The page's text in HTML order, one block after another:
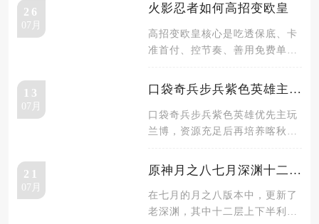
26
07月
火影忍者如何高招变欧皇
高招变欧皇核心是吃透保底、卡
准首付、控节奏、善用免费单抽
整卡，
13
07月
口袋奇兵步兵紫色英雄主玩哪个
口袋奇兵步兵紫色英雄优先主玩
兰博，资源充足后再培养喀秋莎
只需要
21
07月
原神月之八七月深渊十二层怎么打
在七月的月之八版本中，更新了
老深渊，其中十二层上下半利好